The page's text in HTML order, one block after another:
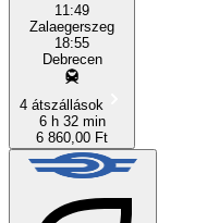
11:49
Zalaegerszeg
18:55
Debrecen
4 átszállások
6 h 32 min
6 860,00 Ft